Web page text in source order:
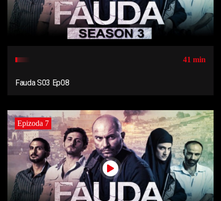
41 min
Fauda S03 Ep08
Epizoda 7